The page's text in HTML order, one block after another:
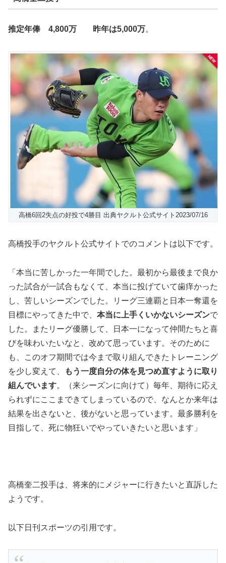
推定年俸 4,800万 昨年は5,000万。
高橋6回2失点の好投で4勝目 出典ヤクルト公式サイト2023/07/16
高橋投手のヤクルト公式サイトでのコメントは以下です。
「本当に苦しかった一年間でした。最初から最後まで良か
った試合が一試合もなくて、本当に投げていて歯痒かった
し、苦しいシーズンでした。リーグ三連覇と日本一奪還を
目標にやってきた中で、 本当に上手くいかないシーズンで
した。またリーグ優勝して、日本一になって仲間たちと喜
びを味わいたいなと、改めて思っています。そのために
も、このオフ期間では今まで取り組んできたトレーニング
を少し変えて、
もう一度自分の体を見つめ直すように取り
組んでいます。（来シーズンに向けて）毎年、期待に応え
られずにここまできてしまっているので、なんとか来年は
結果を出さないと、後がないと思っています。最多勝利を
目指して、死に物狂いでやっていきたいと思います」
高橋奎二投手は、将来的にメジャーに行きたいと直訴した
ようです。
以下日刊スポーツの引用です。